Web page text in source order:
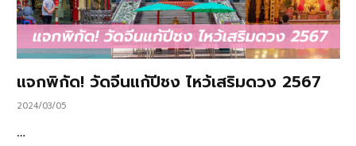
แจกพิกัด! วัดจีนแก้ปีชง ไหว้เสริมดวง 2567
2024/03/05
…